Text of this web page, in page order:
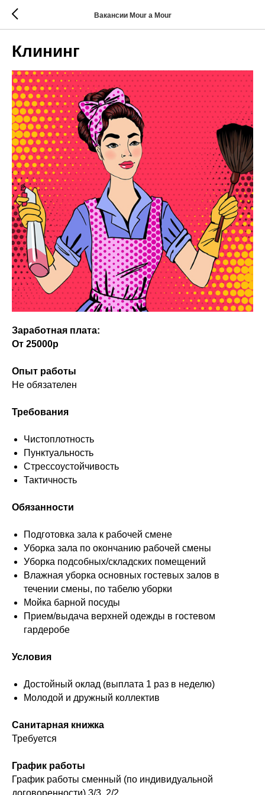
Вакансии Mour a Mour
Клининг
Заработная плата:
От 25000р
Опыт работы
Не обязателен
Требования
Чистоплотность
Пунктуальность
Стрессоустойчивость
Тактичность
Обязанности
Подготовка зала к рабочей смене
Уборка зала по окончанию рабочей смены
Уборка подсобных/складских помещений
Влажная уборка основных гостевых залов в
течении смены, по табелю уборки
Мойка барной посуды
Прием/выдача верхней одежды в гостевом
гардеробе
Условия
Достойный оклад (выплата 1 раз в неделю)
Молодой и дружный коллектив
Санитарная книжка
Требуется
График работы
График работы сменный (по индивидуальной
договоренности) 3/3, 2/2